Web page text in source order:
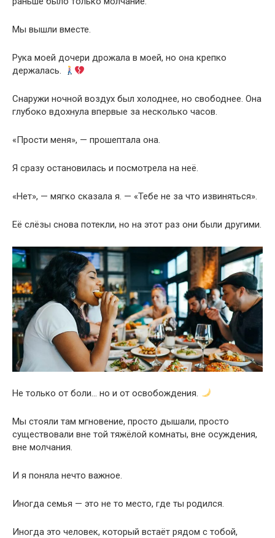
Мы вышли вместе.
Рука моей дочери дрожала в моей, но она крепко
держалась.
Снаружи ночной воздух был холоднее, но свободнее. Она
глубоко вдохнула впервые за несколько часов.
«Прости меня», — прошептала она.
Я сразу остановилась и посмотрела на неё.
«Нет», — мягко сказала я. — «Тебе не за что извиняться».
Её слёзы снова потекли, но на этот раз они были другими.
Не только от боли… но и от освобождения.
Мы стояли там мгновение, просто дышали, просто
существовали вне той тяжёлой комнаты, вне осуждения,
вне молчания.
И я поняла нечто важное.
Иногда семья — это не то место, где ты родился.
Иногда это человек, который встаёт рядом с тобой,